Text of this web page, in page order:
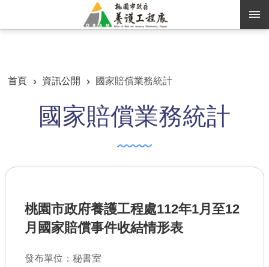
進階搜尋
訊息公告
便民服務
資訊公開
路燈
首頁
資訊公開 國家賠償業務統計
國家賠償業務統計
桃園市政府養護工程處112年1月至12
月國家賠償事件收結情形表
發布單位：秘書室